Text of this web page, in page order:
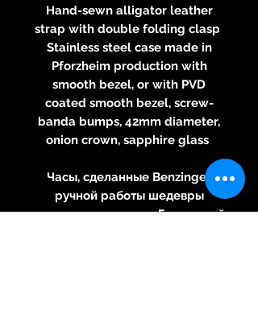
Hand-sewn alligator leather
strap with double folding clasp
Stainless steel case made ​​in
Pforzheim production with
smooth bezel, or with PVD
coated smooth bezel, screw-
banda bumps, 42mm diameter,
onion crown, sapphire glass
Часы, сделанные Benzinger
ручной работы шедевры
высокого искусства. Где ручной